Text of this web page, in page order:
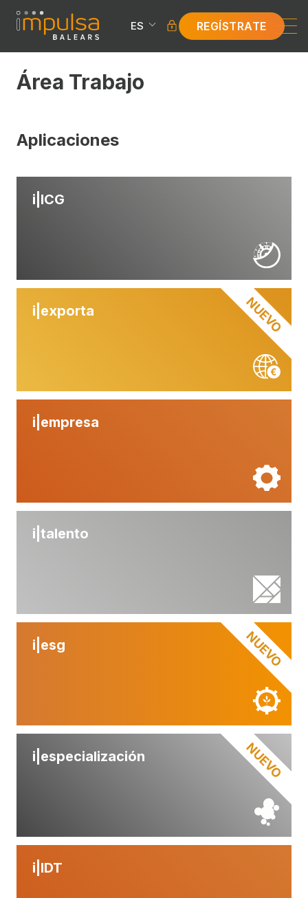
ES REGÍSTRATE
Área Trabajo
Aplicaciones
i| ICG
i| exporta NUEVO
i| empresa
i| talento
i| esg NUEVO
i| especialización NUEVO
i| IDT